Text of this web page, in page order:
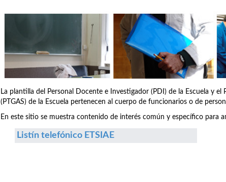
La plantilla del Personal Docente e Investigador (PDI) de la Escuela y
(PTGAS) de la Escuela pertenecen al cuerpo de funcionarios o de
En este sitio se muestra contenido de interés común y específico para
Listín telefónico ETSIAE